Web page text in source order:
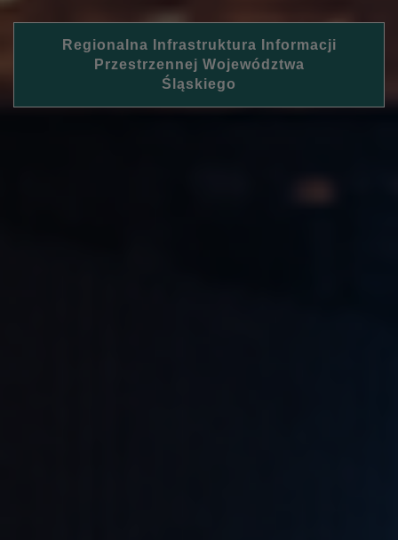
Regionalna Infrastruktura Informacji
Przestrzennej Województwa
Śląskiego